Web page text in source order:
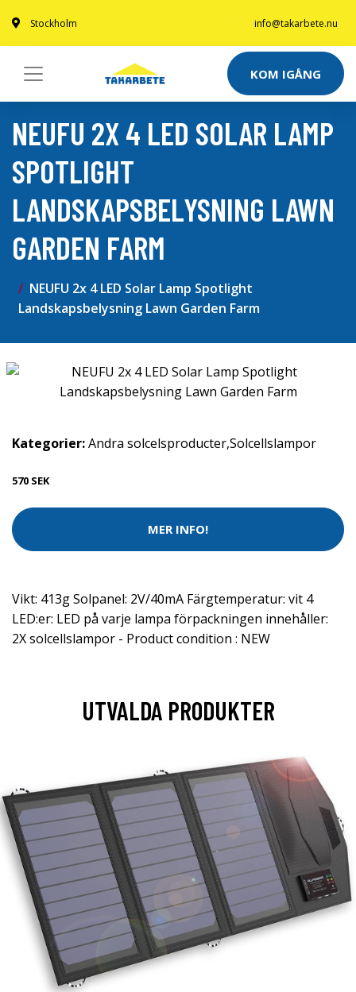
Stockholm info@takarbete.nu
KOM IGÅNG
NEUFU 2X 4 LED SOLAR LAMP
SPOTLIGHT
LANDSKAPSBELYSNING LAWN
GARDEN FARM
NEUFU 2x 4 LED Solar Lamp Spotlight
Landskapsbelysning Lawn Garden Farm
Kategorier:Andra solcelsproducter,Solcellslampor
570 SEK
MER INFO!
Vikt: 413g Solpanel: 2V/40mA Färgtemperatur: vit 4
LED:er: LED på varje lampa förpackningen innehåller:
2X solcellslampor - Product condition : NEW
UTVALDA PRODUKTER